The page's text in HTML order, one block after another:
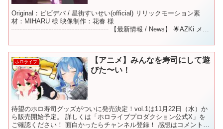
Original：ビビデバ / 星街すいせい(official) リリックモーション素
材：MIHARU 様 映像制作：花春 様
┈┈┈┈┈┈┈┈┈┈┈┈┈┈┈ 【最新情報 / News】 🌟AZKi メジ
ホロライブ
【アニメ】みんなを寿司にして遊
びた〜い！
待望のホロ寿司グッズがついに発売決定！vol.1は11月22日（水）か
ら販売開始予定。 詳しくは「ホロライブプロダクション公式X」を
ご確認ください！ 面白かったらチャンネル登録！ 感想はコメントか